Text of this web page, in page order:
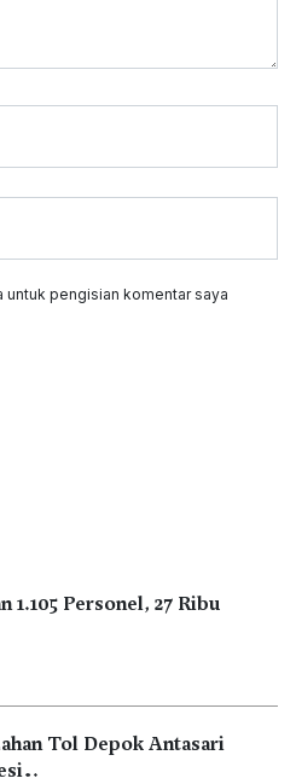
untuk pengisian komentar saya
1.105 Personel, 27 Ribu
Tol Depok Antasari